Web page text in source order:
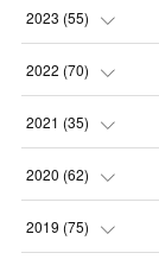
(1
(1
(2
(1
(1
(3
(2
2023 (55)
(2
(4
(3
(3
2022 (70)
(7
(11 )
(8
2021 (35)
(5
(7
2020 (62)
(6
2019 (75)